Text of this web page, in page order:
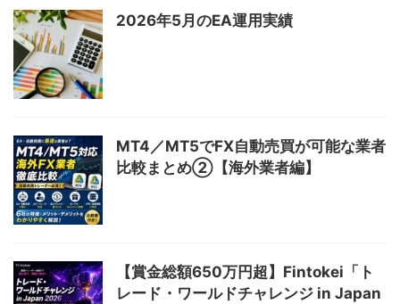
2026年5月のEA運用実績
MT4／MT5でFX自動売買が可能な業者
比較まとめ②【海外業者編】
【賞金総額650万円超】Fintokei「ト
レード・ワールドチャレンジ in Japan